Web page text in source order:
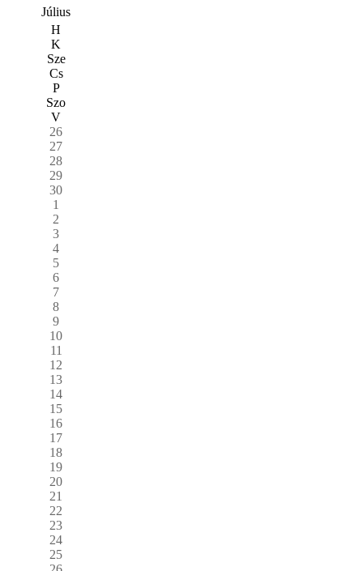
Július
H
K
Sze
Cs
P
Szo
V
26
27
28
29
30
1
2
3
4
5
6
7
8
9
10
11
12
13
14
15
16
17
18
19
20
21
22
23
24
25